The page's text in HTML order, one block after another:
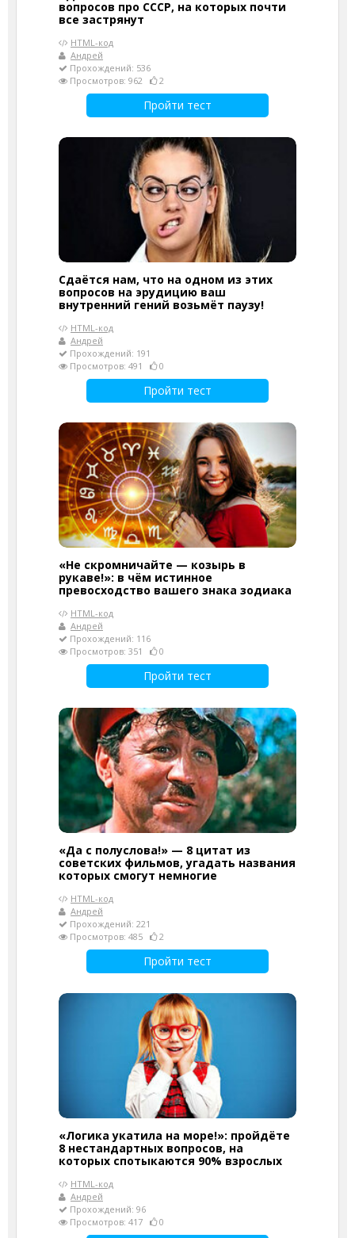
вопросов про СССР, на которых почти
все застрянут
HTML-код
Андрей
Прохождений: 536
Просмотров: 962
2
Пройти тест
Сдаётся нам, что на одном из этих
вопросов на эрудицию ваш
внутренний гений возьмёт паузу!
HTML-код
Андрей
Прохождений: 191
Просмотров: 491
0
Пройти тест
«Не скромничайте — козырь в
рукаве!»: в чём истинное
превосходство вашего знака зодиака
HTML-код
Андрей
Прохождений: 116
Просмотров: 351
0
Пройти тест
«Да с полуслова!» — 8 цитат из
советских фильмов, угадать названия
которых смогут немногие
HTML-код
Андрей
Прохождений: 221
Просмотров: 485
2
Пройти тест
«Логика укатила на море!»: пройдёте
8 нестандартных вопросов, на
которых спотыкаются 90% взрослых
HTML-код
Андрей
Прохождений: 96
Просмотров: 417
0